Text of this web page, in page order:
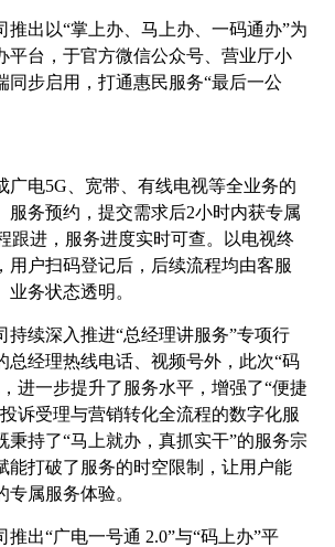
推出以“掌上办、马上办、一码通办”为
平台，于官方微信公众号、营业厅小
同步启用，打通惠民服务“最后一公
广电5G、宽带、有线电视等全业务的
服务预约，提交需求后2小时内获专属
跟进，服务进度实时可查。以电视终
用户扫码登记后，后续流程均由客服
务状态透明。
持续深入推进“总经理讲服务”专项行
总经理热线电话、视频号外，此次“码
进一步提升了服务水平，增强了“便捷
诉受理与营销转化全流程的数字化服
秉持了“马上就办，真抓实干”的服务宗
能打破了服务的时空限制，让用户能
属服务体验。
推出“广电一号通 2.0”与“码上办”平